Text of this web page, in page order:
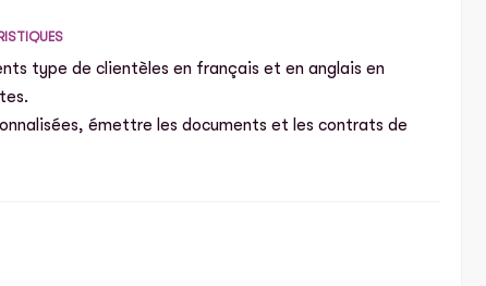
type de clientèles en français et en anglais en
émettre les documents et les contrats de